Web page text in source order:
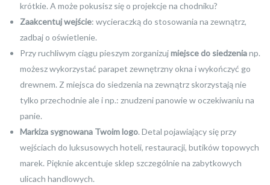
krótkie. A może pokusisz się o projekcje na chodniku?
Zaakcentuj wejście: wycieraczką do stosowania na zewnątrz,
zadbaj o oświetlenie.
Przy ruchliwym ciągu pieszym zorganizujmiejsce do siedzenianp.
możesz wykorzystać parapet zewnętrzny okna i wykończyć go
drewnem. Z miejsca do siedzenia na zewnątrz skorzystają nie
tylko przechodnie ale i np.: znudzeni panowie w oczekiwaniu na
panie.
Markiza sygnowana Twoim logo. Detal pojawiający się przy
wejściach do luksusowych hoteli, restauracji, butików topowych
marek. Pięknie akcentuje sklep szczególnie na zabytkowych
ulicach handlowych.